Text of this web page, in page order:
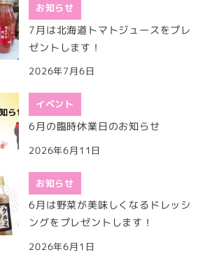
お知らせ
7月は北海道トマトジュースをプレ
ゼントします！
2026年7月6日
イベント
6月の臨時休業日のお知らせ
2026年6月11日
お知らせ
6月は野菜が美味しくなるドレッシ
ングをプレゼントします！
2026年6月1日